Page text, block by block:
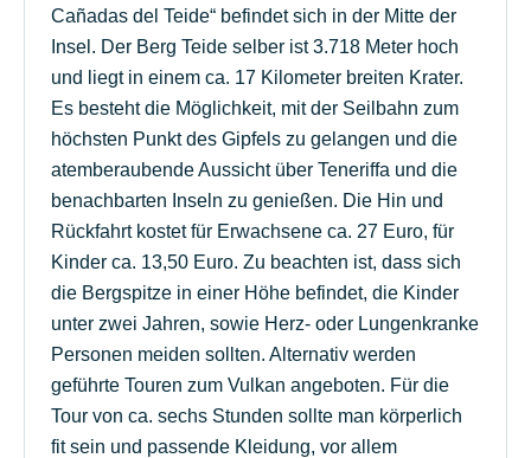
Cañadas del Teide“ befindet sich in der Mitte der
Insel. Der Berg Teide selber ist 3.718 Meter hoch
und liegt in einem ca. 17 Kilometer breiten Krater.
Es besteht die Möglichkeit, mit der Seilbahn zum
höchsten Punkt des Gipfels zu gelangen und die
atemberaubende Aussicht über Teneriffa und die
benachbarten Inseln zu genießen. Die Hin und
Rückfahrt kostet für Erwachsene ca. 27 Euro, für
Kinder ca. 13,50 Euro. Zu beachten ist, dass sich
die Bergspitze in einer Höhe befindet, die Kinder
unter zwei Jahren, sowie Herz- oder Lungenkranke
Personen meiden sollten. Alternativ werden
geführte Touren zum Vulkan angeboten. Für die
Tour von ca. sechs Stunden sollte man körperlich
fit sein und passende Kleidung, vor allem